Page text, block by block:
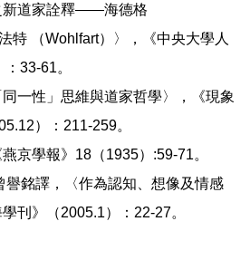
新道家詮釋——海德格
特 （Wohlfart）〉，《中央大學人
33-61。
一性」思維與道家哲學〉，《現象
）：211-259。
京學報》18（1935）:59-71。
譽銘譯，〈作為認知、想像及情感
刊》（2005.1）：22-27。